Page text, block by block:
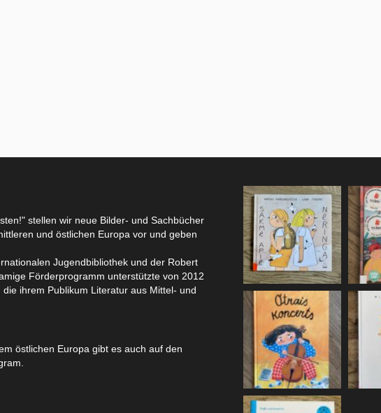
stellen wir neue Bilder- und Sachbücher
und östlichen Europa vor und geben
Jugendbibliothek und der Robert
Förderprogramm unterstützte von 2012
ihrem Publikum Literatur aus Mittel- und
östlichen Europa gibt es auch auf den